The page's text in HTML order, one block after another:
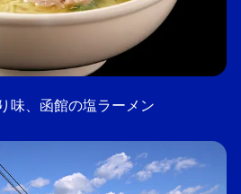
味、函館の塩ラーメン